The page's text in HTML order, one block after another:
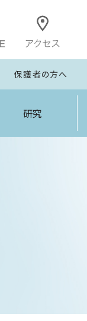
保護者の方へ
研究